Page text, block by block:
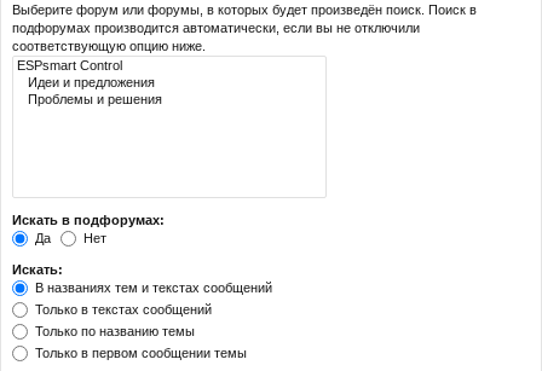
Выберите форум или форумы, в которых будет произведён поиск. Поиск в
подфорумах производится автоматически, если вы не отключили
соответствующую опцию ниже.
Искать в подфорумах:
Да
Нет
Искать:
В названиях тем и текстах сообщений
Только в текстах сообщений
Только по названию темы
Только в первом сообщении темы